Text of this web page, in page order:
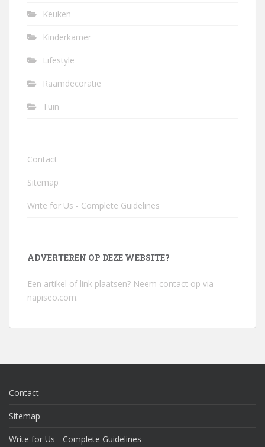
Keuken
Kinderkamer
Lifestyle
Raamdecoratie
Tuin
Contact
Sitemap
Write for Us - Complete Guidelines
ADVERTEREN OP DEZE WEBSITE?
Een artikel of link plaatsen? Neem contact op via
napiseo.com.
Contact
Sitemap
Write for Us - Complete Guidelines